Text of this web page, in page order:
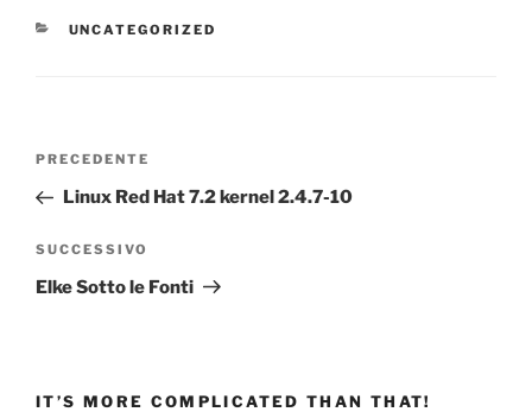
CATEGORIE
UNCATEGORIZED
Navigazione
Articolo
precedente:
PRECEDENTE
Linux Red Hat 7.2 kernel 2.4.7-10
Articolo
successivo
SUCCESSIVO
Elke Sotto le Fonti
IT’S MORE COMPLICATED THAN THAT!